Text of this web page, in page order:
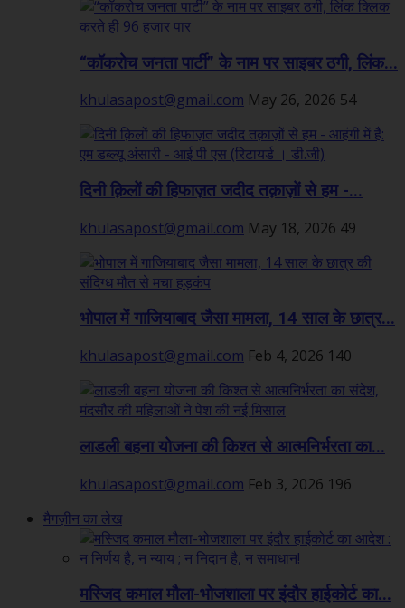
“कॉकरोच जनता पार्टी” के नाम पर साइबर ठगी, लिंक...
khulasapost@gmail.com May 26, 2026 54
दिनी क़िलों की हिफाज़त जदीद तक़ाज़ों से हम -...
khulasapost@gmail.com May 18, 2026 49
भोपाल में गाजियाबाद जैसा मामला, 14 साल के छात्र...
khulasapost@gmail.com Feb 4, 2026 140
लाडली बहना योजना की किश्त से आत्मनिर्भरता का...
khulasapost@gmail.com Feb 3, 2026 196
मैगज़ीन का लेख
मस्जिद कमाल मौला-भोजशाला पर इंदौर हाईकोर्ट का...